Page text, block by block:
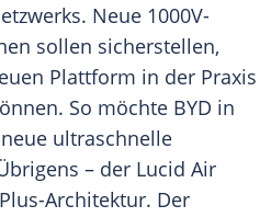
Neue 1000V-
sollen sicherstellen,
Plattform in der Praxis
So möchte BYD in
ultraschnelle
– der Lucid Air
Architektur. Der